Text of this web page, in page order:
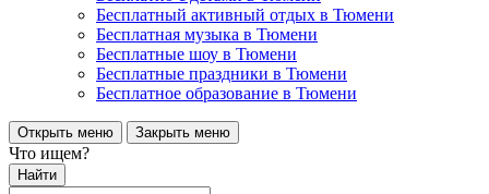
Бесплатный активный отдых в Тюмени
Бесплатная музыка в Тюмени
Бесплатные шоу в Тюмени
Бесплатные праздники в Тюмени
Бесплатное образование в Тюмени
Открыть меню Закрыть меню
Что ищем?
Найти